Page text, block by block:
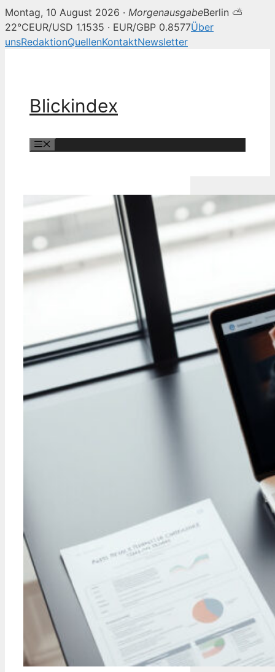
Montag, 10 August 2026 · MorgenausgabeBerlin ⛅
22°CEUR/USD 1.1535 · EUR/GBP 0.8577Über
unsRedaktionQuellenKontaktNewsletter
Blickindex